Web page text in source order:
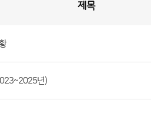
제목
년)